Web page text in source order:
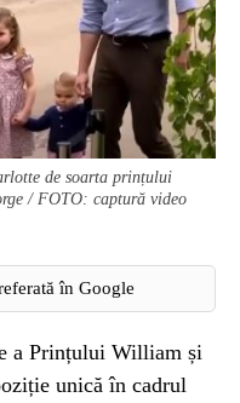
de soarta prințului
/ FOTO: captură video
în Google
a Prințului William și
unică în cadrul